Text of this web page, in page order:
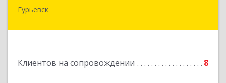
Гурьевск
Клиентов на сопровождении 8
238300 Калининградская обл, Гурьевск г,